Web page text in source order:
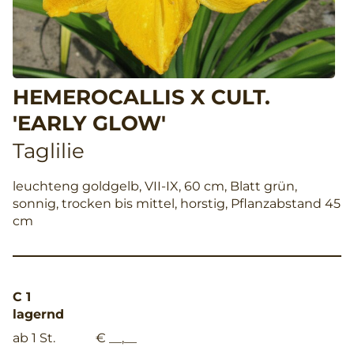
HEMEROCALLIS X CULT.
'EARLY GLOW'
Taglilie
leuchteng goldgelb, VII-IX, 60 cm, Blatt grün,
sonnig, trocken bis mittel, horstig, Pflanzabstand 45
cm
C 1
lagernd
ab 1 St.
€ __,__